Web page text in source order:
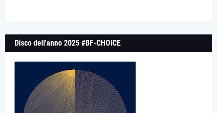
Disco dell'anno 2025 #BF-CHOICE